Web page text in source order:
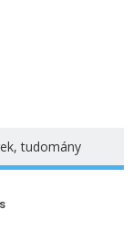
tudomány